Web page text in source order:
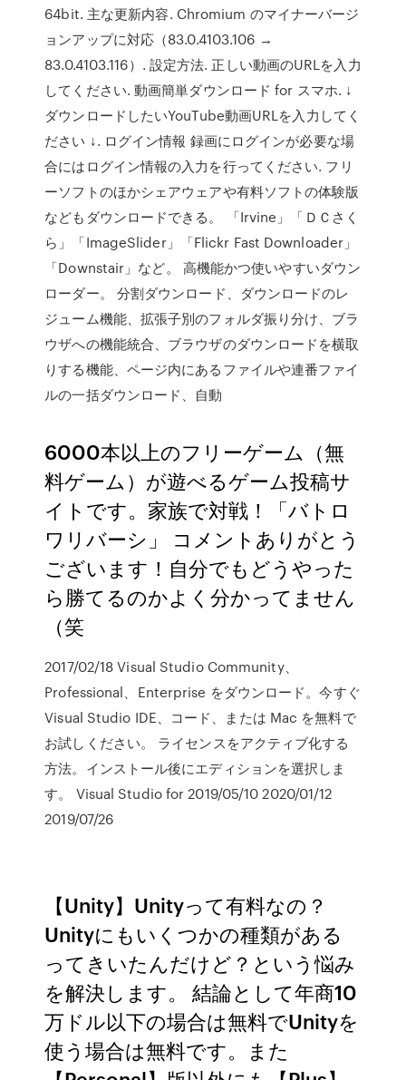
64bit. 主な更新内容. Chromium のマイナーバージ
ョンアップに対応（83.0.4103.106 →
83.0.4103.116）. 設定方法. 正しい動画のURLを入力
してください. 動画簡単ダウンロード for スマホ. ↓
ダウンロードしたいYouTube動画URLを入力してく
ださい ↓. ログイン情報 録画にログインが必要な場
合にはログイン情報の入力を行ってください. フリ
ーソフトのほかシェアウェアや有料ソフトの体験版
などもダウンロードできる。 「Irvine」「ＤＣさく
ら」「ImageSlider」「Flickr Fast Downloader」
「Downstair」など。 高機能かつ使いやすいダウン
ローダー。 分割ダウンロード、ダウンロードのレ
ジューム機能、拡張子別のフォルダ振り分け、ブラ
ウザへの機能統合、ブラウザのダウンロードを横取
りする機能、ページ内にあるファイルや連番ファイ
ルの一括ダウンロード、自動
6000本以上のフリーゲーム（無
料ゲーム）が遊べるゲーム投稿サ
イトです。家族で対戦！「バトロ
ワリバーシ」 コメントありがとう
ございます！自分でもどうやった
ら勝てるのかよく分かってません
（笑
2017/02/18 Visual Studio Community、
Professional、Enterprise をダウンロード。今すぐ
Visual Studio IDE、コード、または Mac を無料で
お試しください。 ライセンスをアクティブ化する
方法。インストール後にエディションを選択しま
す。 Visual Studio for 2019/05/10 2020/01/12
2019/07/26
【Unity】Unityって有料なの？
Unityにもいくつかの種類がある
ってきいたんだけど？という悩み
を解決します。 結論として年商10
万ドル以下の場合は無料でUnityを
使う場合は無料です。また